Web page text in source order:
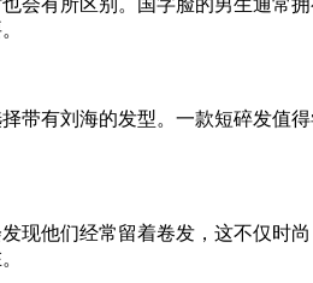
带有刘海的发型。一款短碎发值
现他们经常留着卷发，这不仅时